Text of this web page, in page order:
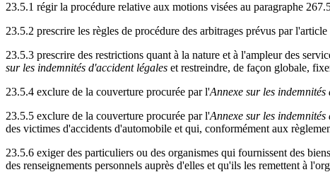
23.5.1 régir la procédure relative aux motions visées au paragraphe
23.5.2 prescrire les règles de procédure des arbitrages prévus par
23.5.3 prescrire des restrictions quant à la nature et à l'ampleur des
sur les indemnités d'accident légales et restreindre, de façon globale,
23.5.4 exclure de la couverture procurée par l'Annexe sur les
23.5.5 exclure de la couverture procurée par l'Annexe sur les
des victimes d'accidents d'automobile et qui, conformément aux
23.5.6 exiger des particuliers ou des organismes qui fournissent des
des renseignements personnels auprès d'elles et qu'ils les remettent à